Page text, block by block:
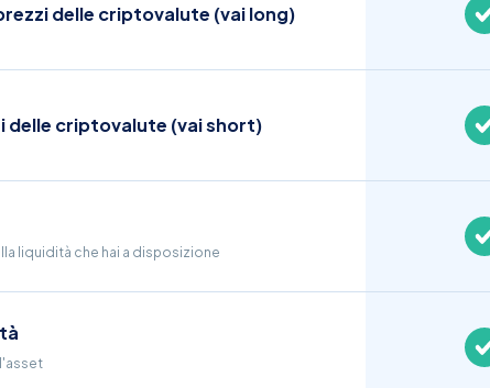
delle criptovalute (vai long)
delle criptovalute (vai short)
liquidità che hai a disposizione